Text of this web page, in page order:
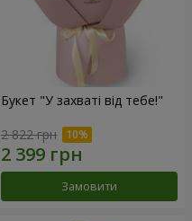
Букет "У захваті від тебе!"
2 822 грн
Замовити